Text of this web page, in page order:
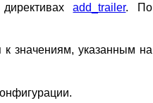
директивахadd_trailer. По
значениям, указанным на